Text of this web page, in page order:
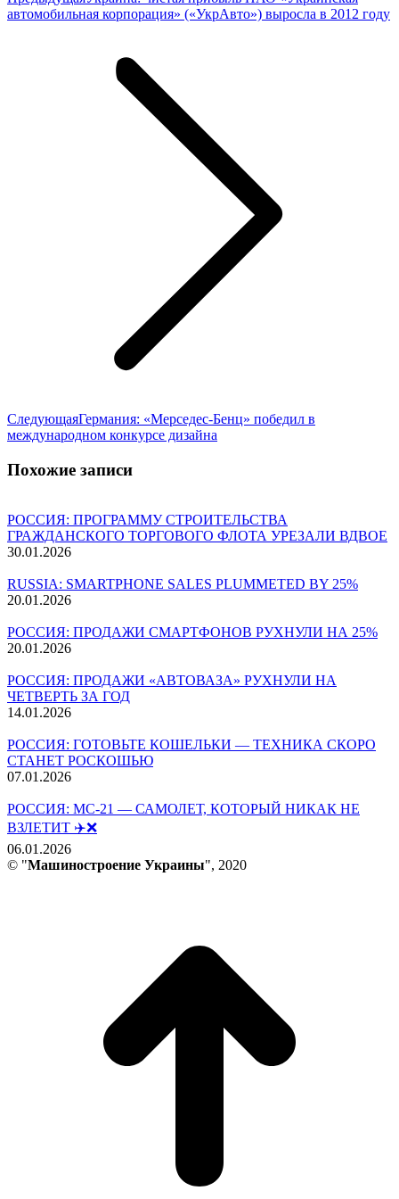
запись:
автомобильная корпорация» («УкрАвто») выросла в 2012 году
СледующаяСледующая
запись:
Германия: «Мерседес-Бенц» победил в
международном конкурсе дизайна
Похожие записи
РОССИЯ: ПРОГРАММУ СТРОИТЕЛЬСТВА
ГРАЖДАНСКОГО ТОРГОВОГО ФЛОТА УРЕЗАЛИ ВДВОЕ
30.01.2026
RUSSIA: SMARTPHONE SALES PLUMMETED BY 25%
20.01.2026
РОССИЯ: ПРОДАЖИ СМАРТФОНОВ РУХНУЛИ НА 25%
20.01.2026
РОССИЯ: ПРОДАЖИ «АВТОВАЗА» РУХНУЛИ НА
ЧЕТВЕРТЬ ЗА ГОД
14.01.2026
РОССИЯ: ГОТОВЬТЕ КОШЕЛЬКИ — ТЕХНИКА СКОРО
СТАНЕТ РОСКОШЬЮ
07.01.2026
РОССИЯ: МС-21 — САМОЛЕТ, КОТОРЫЙ НИКАК НЕ
ВЗЛЕТИТ ✈️❌
06.01.2026
© "Машиностроение Украины", 2020